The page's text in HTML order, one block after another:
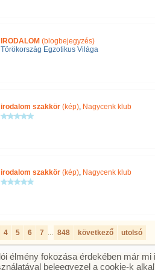
IRODALOM (blogbejegyzés)
Törökország Egzotikus Világa
irodalom szakkör (kép), Nagycenk klub
irodalom szakkör (kép), Nagycenk klub
4 5 6 7 ... 848 következő utolsó
élmény fokozása érdekében már
beleegyezel a cookie-k